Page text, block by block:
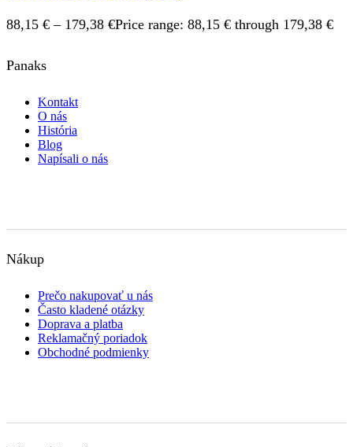
88,15 € – 179,38 €Price range: 88,15 € through 179,38 €
Panaks
Kontakt
O nás
História
Blog
Napísali o nás
Nákup
Prečo nakupovať u nás
Často kladené otázky
Doprava a platba
Reklamačný poriadok
Obchodné podmienky